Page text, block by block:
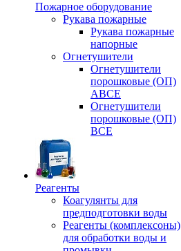
Пожарное оборудование
Рукава пожарные
Рукава пожарные
напорные
Огнетушители
Огнетушители
порошковые (ОП)
АВСЕ
Огнетушители
порошковые (ОП)
ВСЕ
Реагенты
Коагулянты для
предподготовки воды
Реагенты (комплексоны)
для обработки воды и